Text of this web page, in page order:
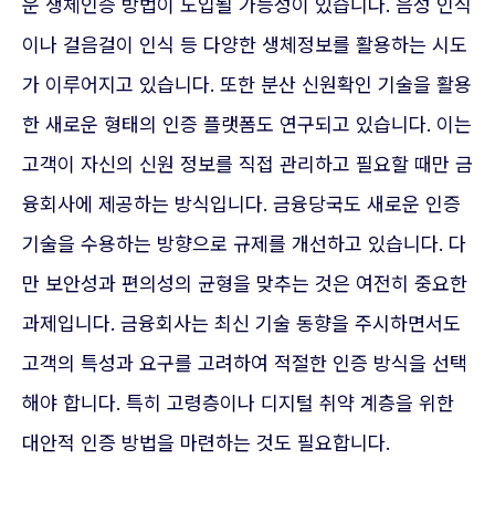
운 생체인증 방법이 도입될 가능성이 있습니다. 음성 인식
이나 걸음걸이 인식 등 다양한 생체정보를 활용하는 시도
가 이루어지고 있습니다. 또한 분산 신원확인 기술을 활용
한 새로운 형태의 인증 플랫폼도 연구되고 있습니다. 이는
고객이 자신의 신원 정보를 직접 관리하고 필요할 때만 금
융회사에 제공하는 방식입니다. 금융당국도 새로운 인증
기술을 수용하는 방향으로 규제를 개선하고 있습니다. 다
만 보안성과 편의성의 균형을 맞추는 것은 여전히 중요한
과제입니다. 금융회사는 최신 기술 동향을 주시하면서도
고객의 특성과 요구를 고려하여 적절한 인증 방식을 선택
해야 합니다. 특히 고령층이나 디지털 취약 계층을 위한
대안적 인증 방법을 마련하는 것도 필요합니다.